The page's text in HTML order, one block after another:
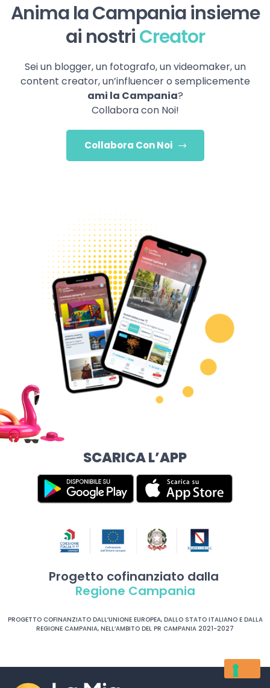
Anima la Campania insieme
ai nostriCreator
Sei un blogger, un fotografo, un videomaker, un
content creator, un’influencer o semplicemente
ami la Campania?
Collabora con Noi!
Collabora Con Noi
SCARICA L’APP
Progetto cofinanziato dalla
Regione Campania
PROGETTO COFINANZIATO DALL’UNIONE EUROPEA, DALLO STATO ITALIANO E DALLA
REGIONE CAMPANIA, NELL’AMBITO DEL PR CAMPANIA 2021-2027